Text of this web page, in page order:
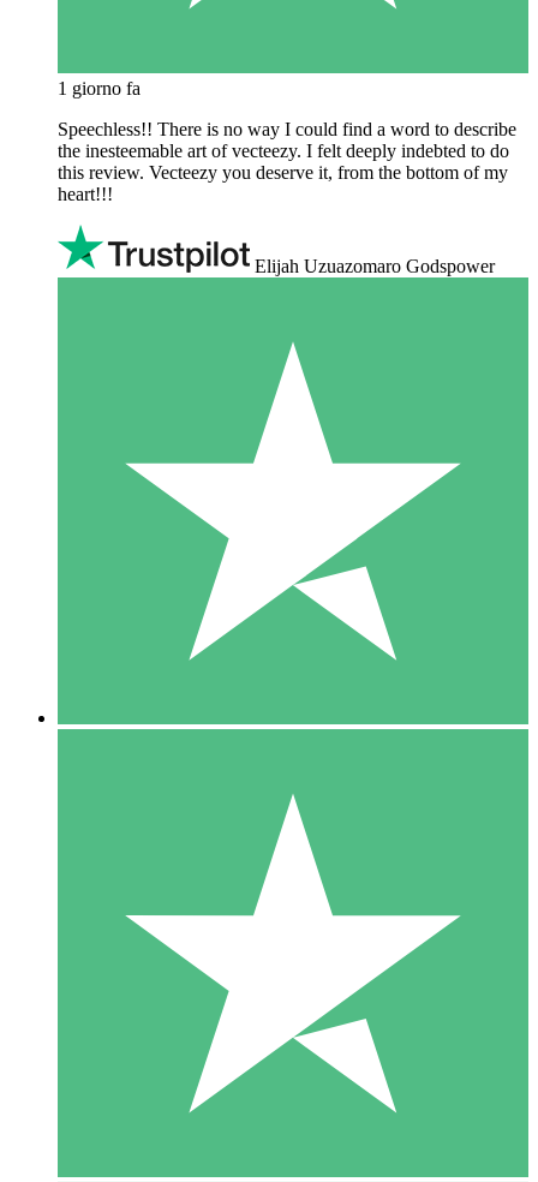
1 giorno fa
Speechless!! There is no way I could find a word to describe
the inesteemable art of vecteezy. I felt deeply indebted to do
this review. Vecteezy you deserve it, from the bottom of my
heart!!!
Elijah Uzuazomaro Godspower